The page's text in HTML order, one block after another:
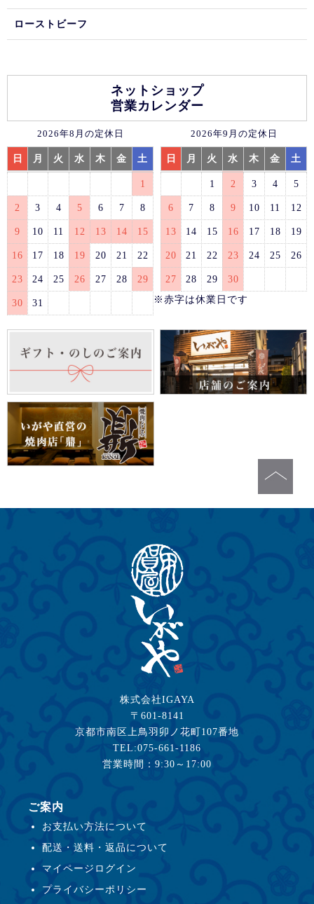
ローストビーフ
ネットショップ
営業カレンダー
2026年8月の定休日
日 月 火 水 木 金 土
1
2 3 4 5 6 7 8
9 10 11 12 13 14 15
16 17 18 19 20 21 22
23 24 25 26 27 28 29
30 31
2026年9月の定休日
日 月 火 水 木 金 土
1 2 3 4 5
6 7 8 9 10 11 12
13 14 15 16 17 18 19
20 21 22 23 24 25 26
27 28 29
30
※赤字は休業日です
株式会社IGAYA
〒601-8141
京都市南区上鳥羽卯ノ花町107番地
TEL:075-661-1186
営業時間：9:30～17:00
ご案内
お支払い方法について
配送・送料・返品について
マイページログイン
プライバシーポリシー